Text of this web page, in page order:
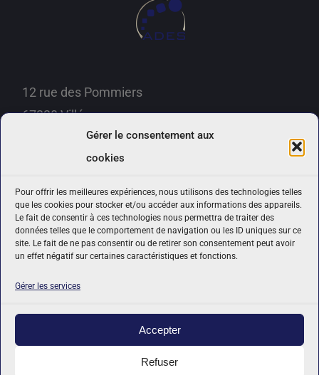
Gérer le consentement aux
cookies
Pour offrir les meilleures expériences, nous utilisons des technologies telles
que les cookies pour stocker et/ou accéder aux informations des appareils.
Le fait de consentir à ces technologies nous permettra de traiter des
données telles que le comportement de navigation ou les ID uniques sur ce
site. Le fait de ne pas consentir ou de retirer son consentement peut avoir
un effet négatif sur certaines caractéristiques et fonctions.
Gérer les services
Accepter
Refuser
12 rue des Pommiers
67220 Villé
Téléphone :06 15 79 63 12
contact@ades-prevention.fr
Politique de confidentialité
Politique de cookies (UE)
Condition Générale de Vente
Règlement intérieur
Mise à jour Octobre 2024 - © Copyright 2019 -